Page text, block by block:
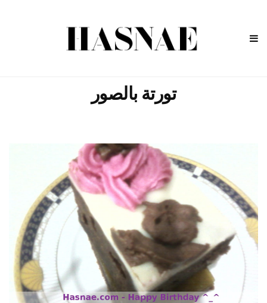
تورتة بالصور